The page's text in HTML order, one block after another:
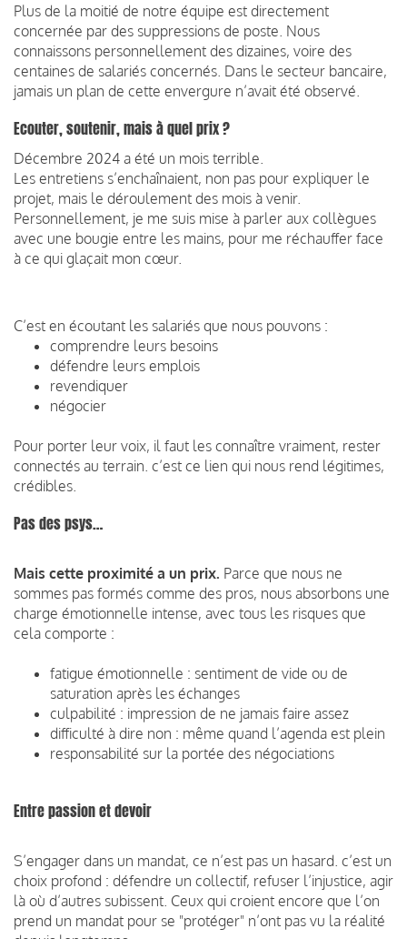
Plus de la moitié de notre équipe est directement
concernée par des suppressions de poste. Nous
connaissons personnellement des dizaines, voire des
centaines de salariés concernés. Dans le secteur bancaire,
jamais un plan de cette envergure n’avait été observé.
Ecouter, soutenir, mais à quel prix ?
Décembre 2024 a été un mois terrible.
Les entretiens s’enchaînaient, non pas pour expliquer le
projet, mais le déroulement des mois à venir.
Personnellement, je me suis mise à parler aux collègues
avec une bougie entre les mains, pour me réchauffer face
à ce qui glaçait mon cœur.
C’est en écoutant les salariés que nous pouvons :
comprendre leurs besoins
défendre leurs emplois
revendiquer
négocier
Pour porter leur voix, il faut les connaître vraiment, rester
connectés au terrain. c’est ce lien qui nous rend légitimes,
crédibles.
Pas des psys…
Mais cette proximité a un prix. Parce que nous ne
sommes pas formés comme des pros, nous absorbons une
charge émotionnelle intense, avec tous les risques que
cela comporte :
fatigue émotionnelle : sentiment de vide ou de
saturation après les échanges
culpabilité : impression de ne jamais faire assez
difficulté à dire non : même quand l’agenda est plein
responsabilité sur la portée des négociations
Entre passion et devoir
S’engager dans un mandat, ce n’est pas un hasard. c’est un
choix profond : défendre un collectif, refuser l’injustice, agir
là où d’autres subissent. Ceux qui croient encore que l’on
prend un mandat pour se "protéger" n’ont pas vu la réalité